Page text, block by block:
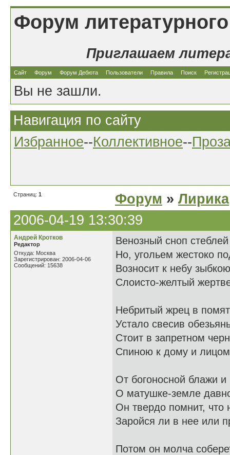
Форум
Приглашаем
Сайт Форум Форум Дебюта Пользователи Правила Поиск
Вы не зашли.
Навигация по сайту
Избранное--Коллективное--
Страниц: 1 Форум » Лирика
2006-04-19 13:30:39
Андрей Кротков
Редактор
Откуда: Москва
Зарегистрирован: 2006-04-06
Сообщений: 15638
Венозный сноп
Но, угольем жестоко
Возносит к небу
Слоисто-желтый
Небритый жрец в
Устало свесив
Стоит в запретном
Спиною к дому и
От богоносной блажи и
О матушке-земле
Он твердо помнит, что
Заройся ли в нее или
Потом он молча